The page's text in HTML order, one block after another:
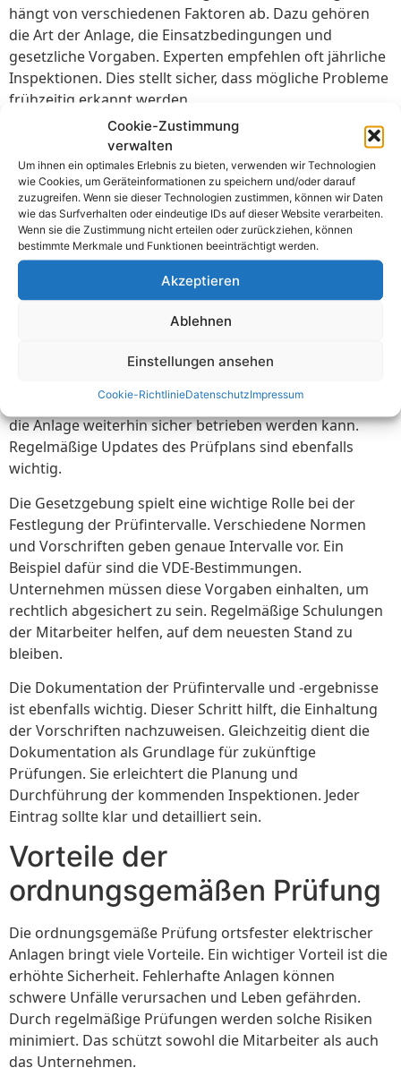
Cookie-Zustimmung
verwalten
Um ihnen ein optimales Erlebnis zu bieten, verwenden wir Technologien
wie Cookies, um Geräteinformationen zu speichern und/oder darauf
zuzugreifen. Wenn sie dieser Technologien zustimmen, können wir Daten
wie das Surfverhalten oder eindeutige IDs auf dieser Website verarbeiten.
Wenn sie die Zustimmung nicht erteilen oder zurückziehen, können
bestimmte Merkmale und Funktionen beeinträchtigt werden.
Akzeptieren
Ablehnen
Einstellungen ansehen
Cookie-RichtlinieDatenschutzImpressum
hängt von verschiedenen Faktoren ab. Dazu gehören
die Art der Anlage, die Einsatzbedingungen und
gesetzliche Vorgaben. Experten empfehlen oft jährliche
Inspektionen. Dies stellt sicher, dass mögliche Probleme
frühzeitig erkannt werden.
Die Intervalle für die Prüfungen können je nach Risiko
variieren. Hochrisikoanlagen sollten häufiger überprüft
werden. Niedrigrisikoanlagen können längere Intervalle
zwischen den Prüfungen haben. Ein festgelegter
Prüfplan hilft dabei, den Überblick zu behalten.
Jährliche Prüfung für normale Anlagen
Halbjährliche Prüfung für Hochrisikoanlagen
Zweijährige Prüfung für Niedrigrisikoanlagen
Auch nach besonderen Ereignissen wie Umbauten oder
Solche Veränderungen können die Sicherheit der
Eingriffen sind daher essenziell. Dies stellt sicher, dass
die Anlage weiterhin sicher betrieben werden kann.
Regelmäßige Updates des Prüfplans sind ebenfalls
wichtig.
Die Gesetzgebung spielt eine wichtige Rolle bei der
Festlegung der Prüfintervalle. Verschiedene Normen
und Vorschriften geben genaue Intervalle vor. Ein
Beispiel dafür sind die VDE-Bestimmungen.
Unternehmen müssen diese Vorgaben einhalten, um
rechtlich abgesichert zu sein. Regelmäßige Schulungen
der Mitarbeiter helfen, auf dem neuesten Stand zu
bleiben.
Die Dokumentation der Prüfintervalle und -ergebnisse
ist ebenfalls wichtig. Dieser Schritt hilft, die Einhaltung
der Vorschriften nachzuweisen. Gleichzeitig dient die
Dokumentation als Grundlage für zukünftige
Prüfungen. Sie erleichtert die Planung und
Durchführung der kommenden Inspektionen. Jeder
Eintrag sollte klar und detailliert sein.
Vorteile der
ordnungsgemäßen Prüfung
Die ordnungsgemäße Prüfung ortsfester elektrischer
Anlagen bringt viele Vorteile. Ein wichtiger Vorteil ist die
erhöhte Sicherheit. Fehlerhafte Anlagen können
schwere Unfälle verursachen und Leben gefährden.
Durch regelmäßige Prüfungen werden solche Risiken
minimiert. Das schützt sowohl die Mitarbeiter als auch
das Unternehmen.